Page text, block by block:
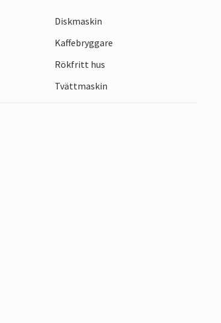
Du kan också
av rökt fisk här medan barnen
Diskmaskin
Kaffebryggare
Rökfritt hus
Tvättmaskin